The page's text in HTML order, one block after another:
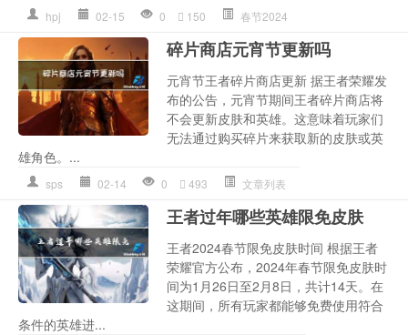
hpj 02-15 0 150 春节2024
碎片商店元宵节更新吗
元宵节王者碎片商店更新 据王者荣耀发
布的公告，元宵节期间王者碎片商店将
不会更新皮肤和英雄。这意味着玩家们
无法通过购买碎片来获取新的皮肤或英
雄角色。...
sps 02-14 0 493 文章列表
王者过年哪些英雄限免皮肤
王者2024春节限免皮肤时间 根据王者
荣耀官方公布，2024年春节限免皮肤时
间为1月26日至2月8日，共计14天。在
这期间，所有玩家都能够免费使用符合
条件的英雄进...